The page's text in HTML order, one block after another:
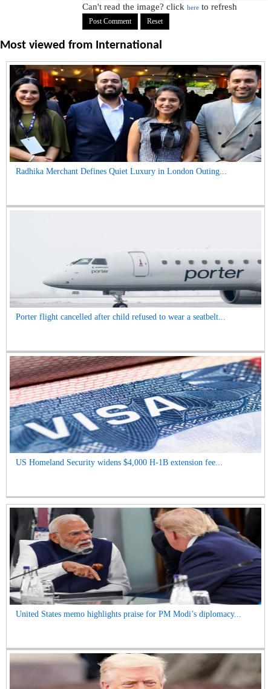
Can't read the image? clickhere to refresh
Most viewed from International
Radhika Merchant Defines Quiet Luxury in London Outing...
Porter flight cancelled after child refused to wear a seatbelt...
US Homeland Security widens $4,000 H-1B extension fee...
United States memo highlights praise for PM Modi’s diplomacy...